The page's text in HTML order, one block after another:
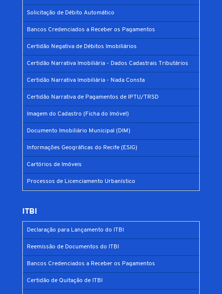
Solicitação de Débito Automático
Bancos Credenciados a Receber os Pagamentos
Certidão Negativa de Débitos Imobiliários
Certidão Narrativa Imobiliária - Dados Cadastrais Tributários
Certidão Narrativa Imobiliária - Nada Consta
Certidão Narrativa de Pagamentos de IPTU/TRSD
Imagem do Cadastro (Ficha do Imóvel)
Documento Imobiliário Municipal (DIM)
Informações Geográficas do Recife (ESIG)
Cartórios de Imóveis
Processos de Licenciamento Urbanístico
ITBI
Declaração para Lançamento do ITBI
Reemissão de Documentos do ITBI
Bancos Credenciados a Receber os Pagamentos
Certidão de Quitação de ITBI